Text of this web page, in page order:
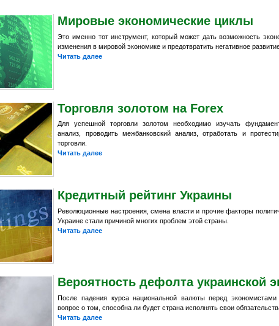
Мировые экономические циклы
Это именно тот инструмент, который может дать возможность
изменения в мировой экономике и предотвратить негативное
Читать далее
Торговля золотом на Forex
Для успешной торговли золотом необходимо изучать
анализ, проводить межбанковский анализ, отработать и
торговли.
Читать далее
Кредитный рейтинг Украины
Революционные настроения, смена власти и прочие факторы
Украине стали причиной многих проблем этой страны.
Читать далее
Вероятность дефолта украинской
После падения курса национальной валюты перед экономистами
вопрос о том, способна ли будет страна исполнять свои
Читать далее